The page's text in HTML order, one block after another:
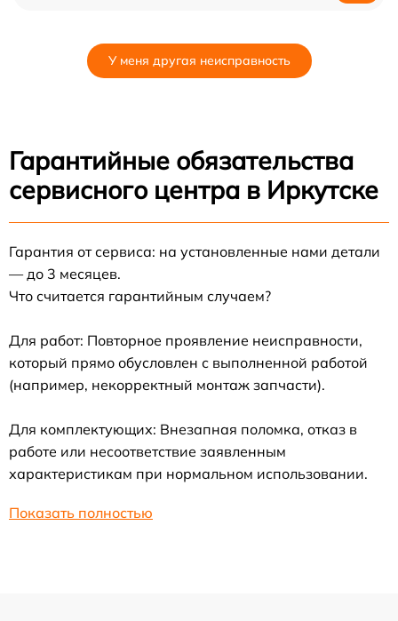
У меня другая неисправность
Гарантийные обязательства
сервисного центра в Иркутске
Гарантия от сервиса: на установленные нами детали
— до 3 месяцев.
Что считается гарантийным случаем?
Для работ: Повторное проявление неисправности,
который прямо обусловлен с выполненной работой
(например, некорректный монтаж запчасти).
Для комплектующих: Внезапная поломка, отказ в
работе или несоответствие заявленным
характеристикам при нормальном использовании.
Показать полностью